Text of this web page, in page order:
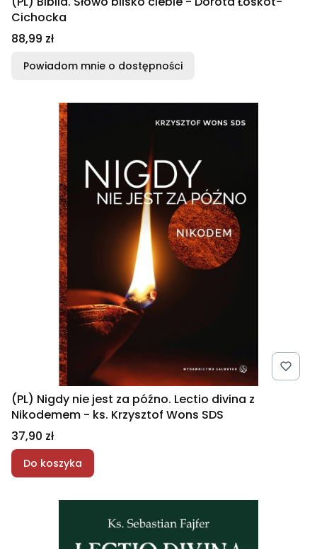
Cichocka
Cena
88,99 zł
Powiadom mnie o dostępności
(PL) Nigdy nie jest za późno. Lectio divina z
Nikodemem - ks. Krzysztof Wons SDS
Cena
37,90 zł
Do koszyka